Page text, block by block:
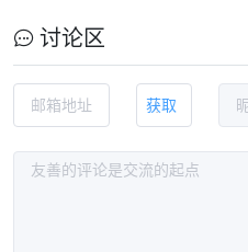
讨论区
获取